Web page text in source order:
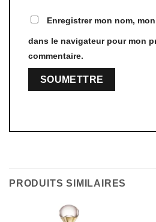
Enregistrer mon nom,
dans le navigateur pour mon
commentaire.
PRODUITS SIMILAIRES